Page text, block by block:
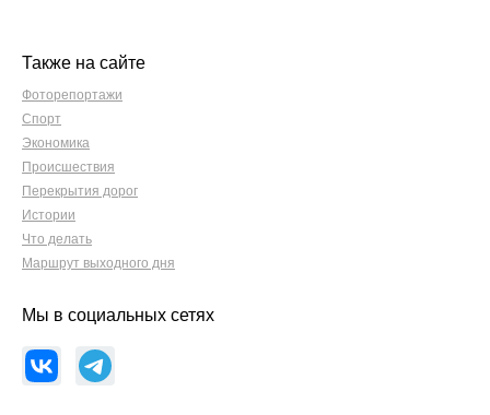
Также на сайте
Фоторепортажи
Спорт
Экономика
Происшествия
Перекрытия дорог
Истории
Что делать
Маршрут выходного дня
Мы в социальных сетях